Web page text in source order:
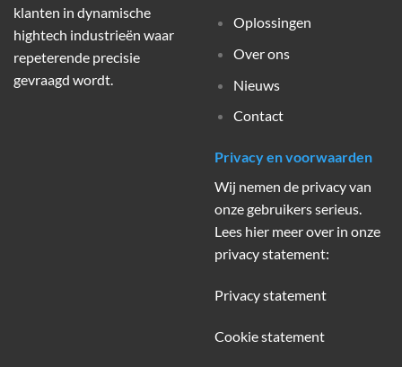
klanten in dynamische
hightech industrieën waar
repeterende precisie
gevraagd wordt.
Oplossingen
Over ons
Nieuws
Contact
Privacy en voorwaarden
Wij nemen de privacy van
onze gebruikers serieus.
Lees hier meer over in onze
privacy statement:
Privacy statement
Cookie statement